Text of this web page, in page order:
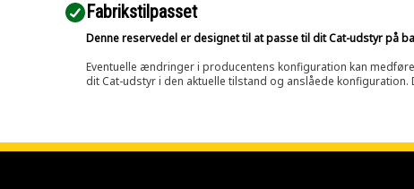
Fabrikstilpasset
Denne reservedel er designet til at passe til dit Cat-udstyr på
Eventuelle ændringer i producentens konfiguration kan
dit Cat-udstyr i den aktuelle tilstand og anslåede